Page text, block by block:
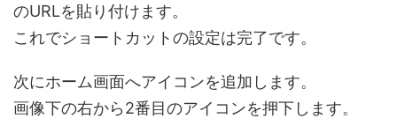
のURLを貼り付けます。
これでショートカットの設定は完了です。
次にホーム画面へアイコンを追加します。
画像下の右から2番目のアイコンを押下します。